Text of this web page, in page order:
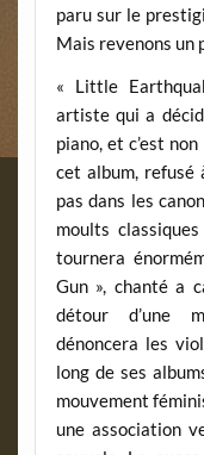
paru sur le
Mais revenons un
« Little
artiste qui a
piano, et c’est
cet album, refusé
pas dans les
moults
tournera
Gun », chanté a
détour d’une
dénoncera les
long de ses
mouvement
une association